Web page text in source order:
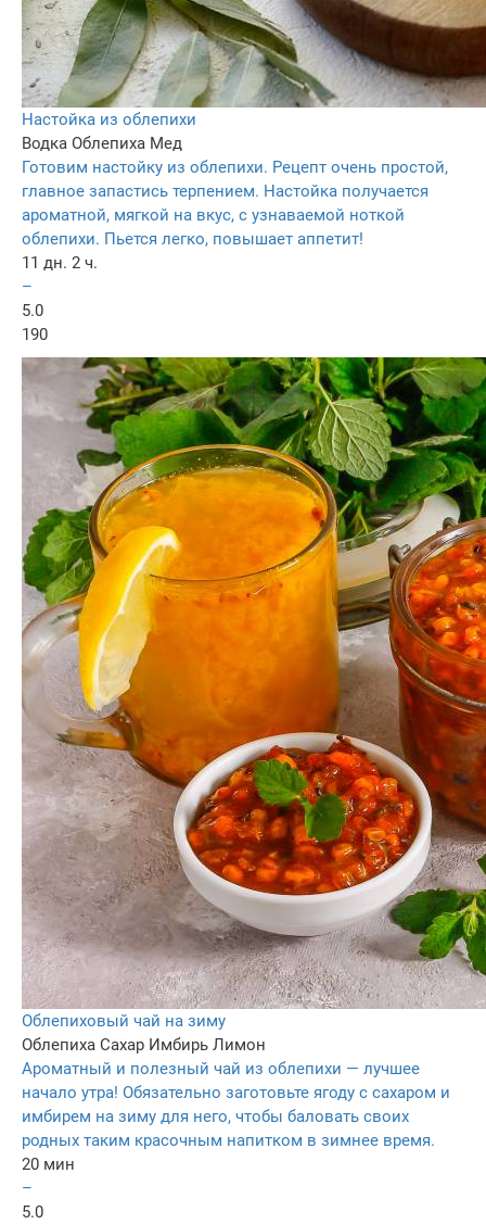
Настойка из облепихи
Водка Облепиха Мед
Готовим настойку из облепихи. Рецепт очень простой,
главное запастись терпением. Настойка получается
ароматной, мягкой на вкус, с узнаваемой ноткой
облепихи. Пьется легко, повышает аппетит!
11 дн. 2 ч.
–
5.0
190
Облепиховый чай на зиму
Облепиха Сахар Имбирь Лимон
Ароматный и полезный чай из облепихи — лучшее
начало утра! Обязательно заготовьте ягоду с сахаром и
имбирем на зиму для него, чтобы баловать своих
родных таким красочным напитком в зимнее время.
20 мин
–
5.0